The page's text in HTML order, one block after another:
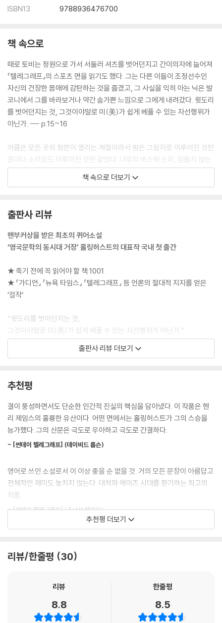
ISBN13
9788936476700
책 속으로
때로 토비는 정원으로 가서 서둘러 셔츠를 벗어던지고 간이의자에 늘어져
『텔레그래프』의 스포츠 면을 읽기도 했다. 그는 다른 이들이 조정선수인
자신의 건장한 몸매에 감탄하는 것을 즐겼고, 그 사실을 익히 아는 닉은 발
코니에서 그를 바라보거나 약간 숨가쁜 느낌으로 그에게 내려갔다. 윗도리
를 벗어던지는 것, 그것이야말로 미(美)가 쉽게 베풀 수 있는 자선행위가
아닌가. --- p.15~16
여름은 모든 곳의 창문이 열리는 계절이라서 밤은 그림자로 이루어진 것만
큼이나 소리로도 이루어진 것만 같았다. 나무의 바스락 소리, 잠들지 않는
차들의 부르릉 소리, 먼 곳의 자동차 경적과 브레이크를 밟을 때 나는 끼익
소리, 목소리들, 희미한 외침들, 주파수가 달라 토막토막 들리는 음악. ---
바윅 출신의 작은 사내 닉 게스트, 흔해빠진 부모의 흔해빠진 아들인 그가
밤에 노팅힐의 정원에서 낯선 사람과 섹스하고 있다. 리오의 말이 맞았다.
너무 나쁜 짓이었고, 그런 만큼 자신이 한 짓 중에 최고였다. --- p.63
닉은 그 아파트의 허세 가득한 모습에 혼자 미소를 지었지만, 이곳 역시 자
신이 공유할 수 있는 부에 대한 환상이자 사랑하는 남자의 주거지였으므로
페든가에서 그랬듯 약간 서글프고 예민하게 받아들였다. 부자들이 스스로
며 잘 받아들인다고 그는 생각했다. --- p.274
닉이 그를 만나기 전에 얼마나 많은 상상을 했는지, 그와의 첫 키스와 그의
몸에서 느낀 첫 감촉이 그때껏 머릿속에서만 살았던 청년 닉에게 얼마나
압도적인 경험이었는지 리오는 알지 못했다. 상상력이 풍부한 사람은 아니
그는 일종의 천재였다.
책 속으로 더보기
출판사 리뷰
맨부커상을 받은 최초의 퀴어소설
‘영국문학의 동시대 거장’ 홀링허스트의 대표작 국내 첫 출간
★ 죽기 전에 꼭 읽어야 할 책 1001
★ 『가디언』 『뉴욕 타임스』 『텔레그래프』 등 언론의 절대적 지지를 얻은
‘걸작’
“윗도리를 벗어던지는 것,
그것이야말로 미(美)가 쉽게 베풀 수 있는 자선행위가 아닌가.”
_본문에서
지지를 동시에 받아온 최고의 작가이지만 국내에는 처음으로 소개되는 앨
런 홀링허스트의 대표작이다. 우리나라에 비해 성소수자에 대한 인식이 훨
씬 개방적인 영미권에서도 남성 동성애자의 성애를 정면으로 다룬 『아름
다움의 선』의 맨부커상 수상은 하나의 ‘사건’이었다. 신문들은 일제히 그
『이브닝 스탠더드』), ‘영국 게이들의 삶 이야기가 최고의 문학상을 받
스』), ‘게이책이 이기다(수상하다)’(『더 썬』) 같은 제목도 있었다. 상이 제
정된 지 36년 만에 처음 수상작으로 선정된 게이소설이라는 점이 화제를
불러일으킨 것이다. 당시 심사위원장이었던 전 문화부 장관 크리스 스미스
가 영국 최초의 ‘커밍아웃을 한 게이 장관’이었기에 의혹의 시선을 던지는
논조도 있었다. 스미스는 이러한 반응을 의식한 듯 “이 작품이 게이소설이
라는 사실은 심사 과정에서 전혀 고려되지 않았다”며 선을 긋기도 했다.
물론 작가 앨런 홀링허스트는 커밍아웃을 한 게이다. 『아름다움의 선』은
적 지위에서 게이적인 것(gayness)이란 무엇인가 하는 추정에서 시작하
는 책을 쓰기 위해, 대부분의 소설이 당연한 듯 이성애자의 관점에서 쓰이
는 것처럼 이런저런 변명을 덧붙이지 않고 게이의 관점에서 게이의 삶을
출판사 리뷰 더보기
추천평
결이 풍성하면서도 단순한 인간적 진실의 핵심을 담아냈다. 이 작품은 헨
리 제임스의 훌륭한 유산이다. 어떤 면에서는 홀링허스트가 그의 스승을
능가했다. 그의 산문은 극도로 우아하고 극도로 간결하다.
- [썬데이 텔레그래프] (데이비드 롭슨)
영어로 쓰인 소설로서 이 이상 좋을 순 없을 것. 거의 모든 문장이 아름답고
전체적인 재미도 놓치지 않는다. 대처와 에이즈 시대를 환기하는 최고의
작품.
- [썬데이 텔레그래프] (조너선 베이트)
어지는 도약이―그 과정의 영향력과 아름다움이―오늘날에도 여전히 유
- [데일리 텔레그래프] (제프 다이어)
앨런 홀링허스트는 자신의 창작활동의 정점을 보여준다. 이 소설이 다다르
추천평 더보기
리뷰/한줄평 30
리뷰
8.8
한줄평
8.5